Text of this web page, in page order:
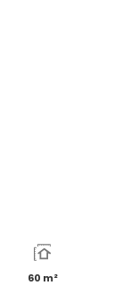
60 m²